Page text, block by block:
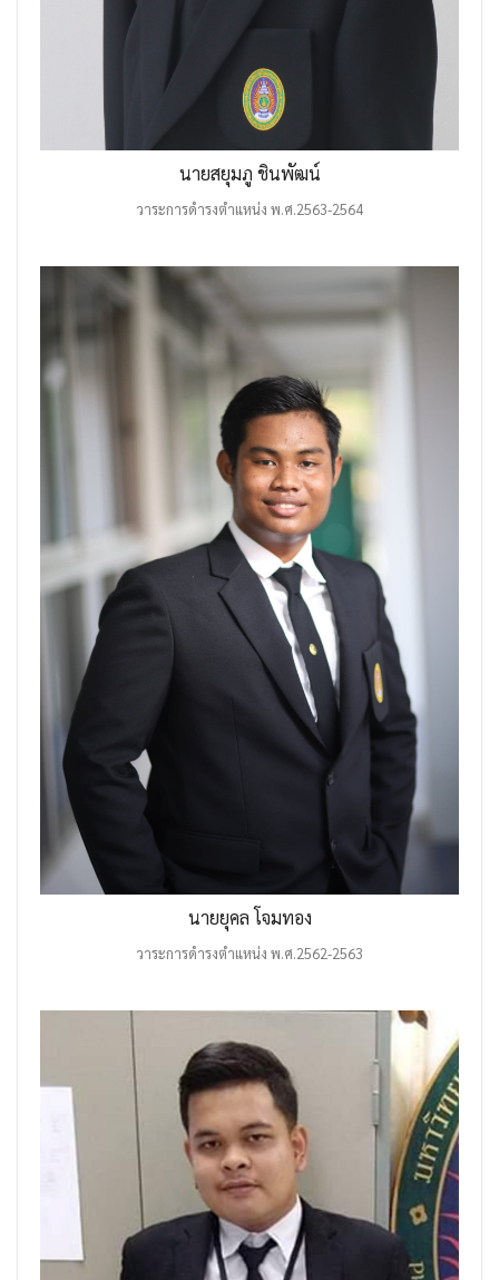
นายสยุมภู ชินพัฒน์
วาระการดำรงตำแหน่ง พ.ศ.2563-2564
นายยุคล โจมทอง
วาระการดำรงตำแหน่ง พ.ศ.2562-2563